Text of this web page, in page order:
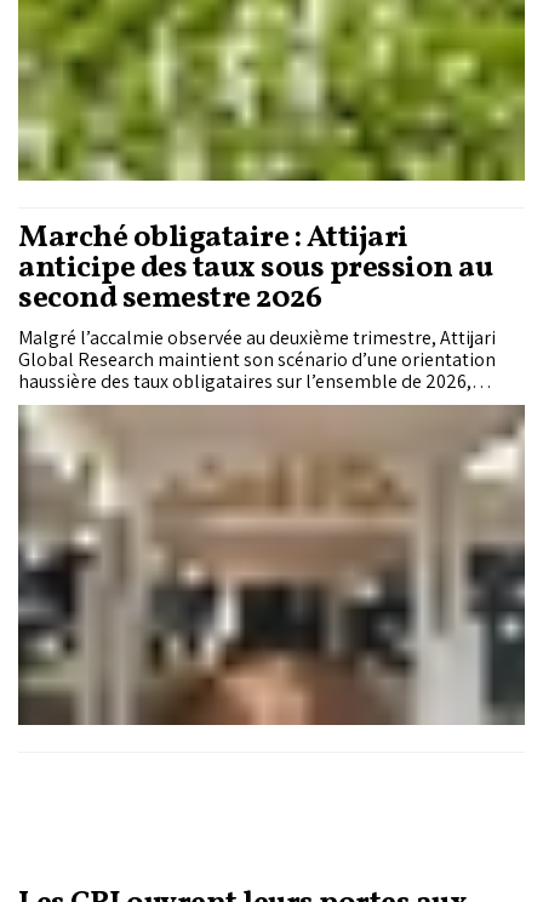
Marché obligataire : Attijari
anticipe des taux sous pression au
second semestre 2026
Malgré l’accalmie observée au deuxième trimestre, Attijari
Global Research maintient son scénario d’une orientation
haussière des taux obligataires sur l’ensemble de 2026,
particulièrement sur les maturités moyennes et longues. Si
l’amélioration des finances publiques et le recours du Trésor
aux financements extérieurs offrent un certain soutien au
marché, la hausse du pétrole, les tensions géopolitiques et le
maintien de politiques monétaires restrictives à
l’international réduisent la visibilité pour le second semestre.